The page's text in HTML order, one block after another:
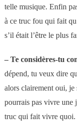
telle musique. Enfin
à ce truc fou qui fait
s’il était l’être le plus
– Te considères-tu
dépend, tu veux dire
alors clairement oui, je
pourrais pas vivre une
truc qui fait vivre quoi.